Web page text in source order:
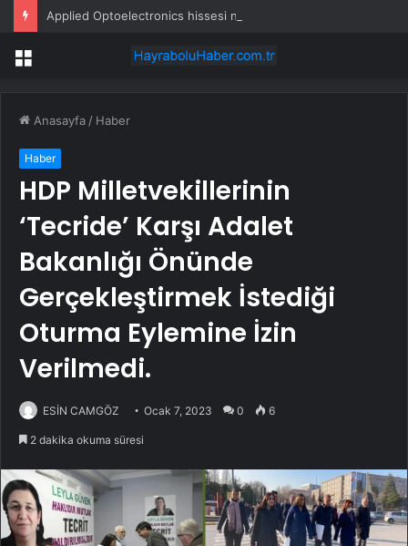
Applied Optoelectronics hissesi neden yükselişte?
Menü
Anasayfa / Haber
Haber
HDP Milletvekillerinin
‘Tecride’ Karşı Adalet
Bakanlığı Önünde
Gerçekleştirmek İstediği
Oturma Eylemine İzin
Verilmedi.
ESİN CAMGÖZ Ocak 7, 2023 0 6
2 dakika okuma süresi